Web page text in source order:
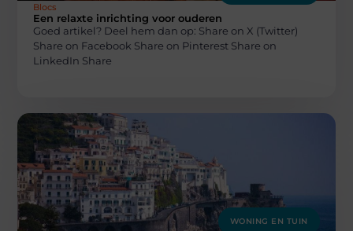
Blocs
Een relaxte inrichting voor ouderen
Goed artikel? Deel hem dan op: Share on X (Twitter)
Share on Facebook Share on Pinterest Share on
LinkedIn Share
WONING EN TUIN